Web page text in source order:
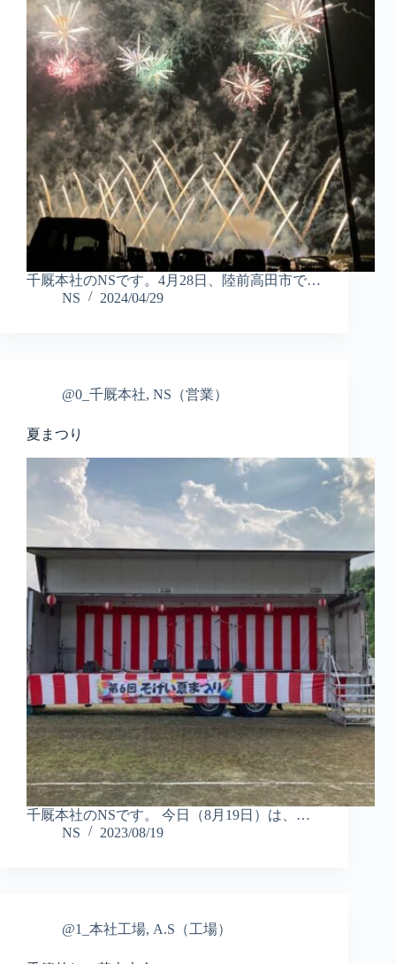
千厩本社のNSです。4月28日、陸前高田市で…
NS
2024/04/29
@0_千厩本社, NS（営業）
夏まつり
千厩本社のNSです。 今日（8月19日）は、…
NS
2023/08/19
@1_本社工場, A.S（工場）